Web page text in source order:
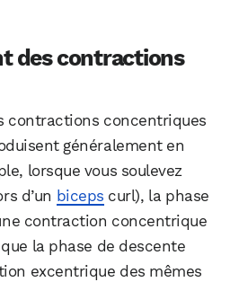
des contractions
contractions concentriques
généralement en
lorsque vous soulevez
d’un biceps curl), la phase
contraction concentrique
la phase de descente
excentrique des mêmes